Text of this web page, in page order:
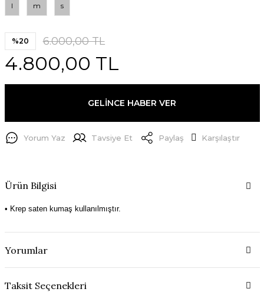
l m s
%20 6.000,00 TL
4.800,00 TL
GELİNCE HABER VER
Yorum Yaz Tavsiye Et Paylaş Karşılaştır
Ürün Bilgisi
• Krep saten kumaş kullanılmıştır.
Yorumlar
Taksit Seçenekleri